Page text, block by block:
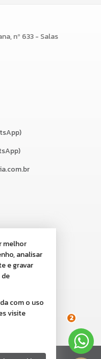
nº 633 - Salas
2
melhor
analisar
e gravar
com o uso
visite